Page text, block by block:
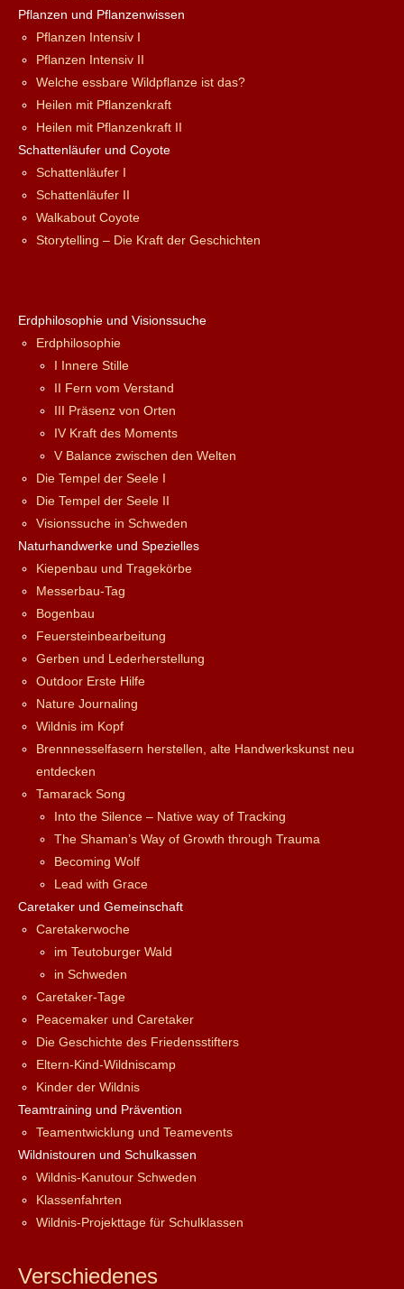
Pflanzen und Pflanzenwissen
Pflanzen Intensiv I
Pflanzen Intensiv II
Welche essbare Wildpflanze ist das?
Heilen mit Pflanzenkraft
Heilen mit Pflanzenkraft II
Schattenläufer und Coyote
Schattenläufer I
Schattenläufer II
Walkabout Coyote
Storytelling – Die Kraft der Geschichten
Erdphilosophie und Visionssuche
Erdphilosophie
I Innere Stille
II Fern vom Verstand
III Präsenz von Orten
IV Kraft des Moments
V Balance zwischen den Welten
Die Tempel der Seele I
Die Tempel der Seele II
Visionssuche in Schweden
Naturhandwerke und Spezielles
Kiepenbau und Tragekörbe
Messerbau-Tag
Bogenbau
Feuersteinbearbeitung
Gerben und Lederherstellung
Outdoor Erste Hilfe
Nature Journaling
Wildnis im Kopf
Brennnesselfasern herstellen, alte Handwerkskunst neu
entdecken
Tamarack Song
Into the Silence – Native way of Tracking
The Shaman’s Way of Growth through Trauma
Becoming Wolf
Lead with Grace
Caretaker und Gemeinschaft
Caretakerwoche
im Teutoburger Wald
in Schweden
Caretaker-Tage
Peacemaker und Caretaker
Die Geschichte des Friedensstifters
Eltern-Kind-Wildniscamp
Kinder der Wildnis
Teamtraining und Prävention
Teamentwicklung und Teamevents
Wildnistouren und Schulkassen
Wildnis-Kanutour Schweden
Klassenfahrten
Wildnis-Projekttage für Schulklassen
Verschiedenes